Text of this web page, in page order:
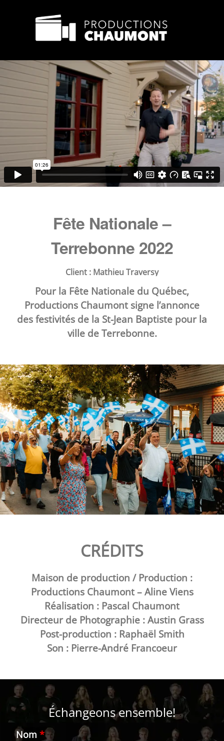
Fête Nationale –
Terrebonne 2022
Client : Mathieu Traversy
Pour la Fête Nationale du Québec,
Productions Chaumont signe l’annonce
des festivités de la St-Jean Baptiste pour la
ville de Terrebonne.
CRÉDITS
Maison de production / Production :
Productions Chaumont – Aline Viens
Réalisation : Pascal Chaumont
Directeur de Photographie :Austin Grass
Post-production : Raphaël Smith
Son : Pierre-André Francoeur
Échangeons ensemble!
Nom *